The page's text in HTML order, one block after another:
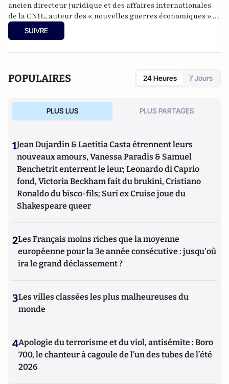
ancien directeur juridique et des affaires internationales
de la CNIL, auteur des « nouvelles guerres économiques »,
enseignant en macroéconomie et en géopolitique (M.
Paillard s’exprime à titre personnel et non au titre de ses
SUIVRE
POPULAIRES 24 Heures 7 Jours
PLUS LUS PLUS PARTAGES
1Jean Dujardin & Laetitia Casta étrennent leurs
nouveaux amours, Vanessa Paradis & Samuel
Benchetrit enterrent le leur; Leonardo di Caprio
fond, Victoria Beckham fait du brukini, Cristiano
Ronaldo du bisco-fils; Suri ex Cruise joue du
Shakespeare queer
2Les Français moins riches que la moyenne
européenne pour la 3e année consécutive : jusqu'où
ira le grand déclassement ?
3Les villes classées les plus malheureuses du
monde
4Apologie du terrorisme et du viol, antisémite : Boro
700, le chanteur à cagoule de l’un des tubes de l’été
2026